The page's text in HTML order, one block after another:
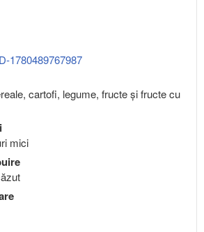
1780489767987
cartofi, legume, fructe şi fructe cu
mici